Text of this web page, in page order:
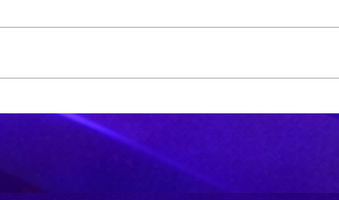
Sneeu word in
dele van die VS
verwag